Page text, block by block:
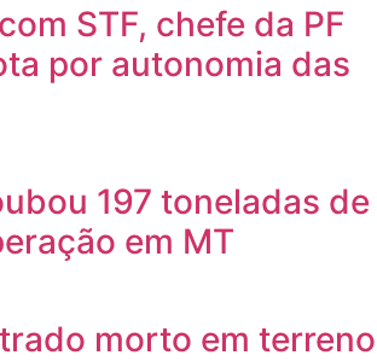
STF, chefe da PF
por autonomia das
197 toneladas de
em MT
morto em terreno